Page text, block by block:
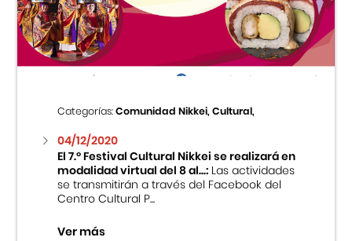
Centro Cultural Peruano Japonés
Cursos
Museo de la Inmigración Japonesa
Fondo Editorial
Teatro Peruano Japonés
Categorías:Comunidad Nikkei, Cultural,
04/12/2020
El 7.º Festival Cultural Nikkei se realizará en
modalidad virtual del 8 al...:Las actividades
se transmitirán a través del Facebook del
Centro Cultural P...
Ver más